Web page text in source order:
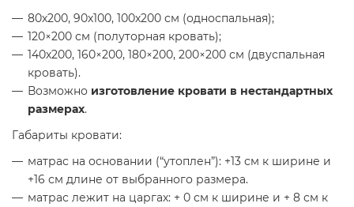
80х200, 90х100, 100х200 см (односпальная);
120×200 см (полуторная кровать);
140х200, 160×200, 180×200, 200×200 см (двуспальная
кровать).
Возможно изготовление кровати в нестандартных
размерах.
Габариты кровати:
матрас на основании (“утоплен”): +13 см к ширине и
+16 см длине от выбранного размера.
матрас лежит на царгах: + 0 см к ширине и + 8 см к